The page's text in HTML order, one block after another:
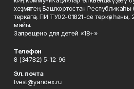
хеҙмәттең Башҡортостан
теркәлгән, ПИ ТУ02-01821-се теркәү
майы.
Запрещено для детей «18+»
Телефон
8 (34782) 5-12-96
Эл. почта
tvest@yandex.ru